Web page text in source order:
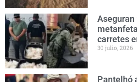
carretes
30 julio, 2026
Pantelhó